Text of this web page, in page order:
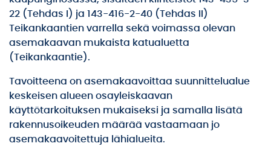
22 (Tehdas I) ja 143-416-2-40 (Tehdas II)
Teikankaantien varrella sekä voimassa olevan
asemakaavan mukaista katualuetta
(Teikankaantie).
Tavoitteena on asemakaavoittaa suunnittelualue
keskeisen alueen osayleiskaavan
käyttötarkoituksen mukaiseksi ja samalla lisätä
rakennusoikeuden määrää vastaamaan jo
asemakaavoitettuja lähialueita.